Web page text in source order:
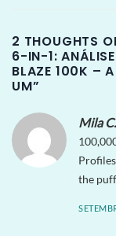
2 THOUGHTS
6-IN-1:
BLAZE 100K –
UM”
Mila C.
the